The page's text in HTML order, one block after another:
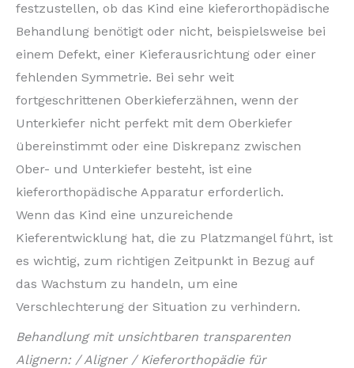
festzustellen, ob das Kind eine kieferorthopädische
Behandlung benötigt oder nicht, beispielsweise bei
einem Defekt, einer Kieferausrichtung oder einer
fehlenden Symmetrie. Bei sehr weit
fortgeschrittenen Oberkieferzähnen, wenn der
Unterkiefer nicht perfekt mit dem Oberkiefer
übereinstimmt oder eine Diskrepanz zwischen
Ober- und Unterkiefer besteht, ist eine
kieferorthopädische Apparatur erforderlich.
Wenn das Kind eine unzureichende
Kieferentwicklung hat, die zu Platzmangel führt, ist
es wichtig, zum richtigen Zeitpunkt in Bezug auf
das Wachstum zu handeln, um eine
Verschlechterung der Situation zu verhindern.
Behandlung mit unsichtbaren transparenten
Alignern: / Aligner / Kieferorthopädie für